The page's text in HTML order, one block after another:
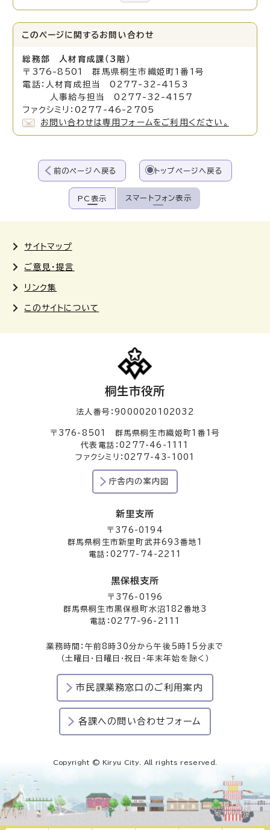
このページに関する お問い合わせ
総務部 人材育成課（3階）
〒376-8501 群馬県桐生市織姫町1番1号
電話：人材育成担当 0277-32-4153
人事給与担当 0277-32-4157
ファクシミリ：0277-46-2705
お問い合わせは専用フォームをご利用ください。
前のページへ戻る トップページへ戻る
PC表示 スマートフォン表示
サイトマップ
ご意見・提言
リンク集
このサイトについて
桐生市役所
法人番号：9000020102032
〒376-8501 群馬県桐生市織姫町1番1号
代表電話：0277-46-1111
ファクシミリ：0277-43-1001
庁舎内の案内図
新里支所
〒376-0194
群馬県桐生市新里町武井693番地1
電話：0277-74-2211
黒保根支所
〒376-0196
群馬県桐生市黒保根町水沼182番地3
電話：0277-96-2111
業務時間：午前8時30分から午後5時15分まで
（土曜日・日曜日・祝日・年末年始を除く）
市民課業務窓口のご利用案内
各課への問い合わせフォーム
Copyright © Kiryu City. All rights reserved.